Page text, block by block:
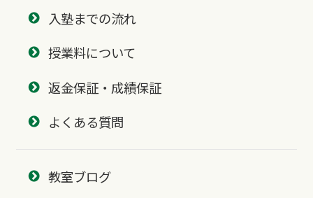
入塾までの流れ
授業料について
返金保証・成績保証
よくある質問
教室ブログ